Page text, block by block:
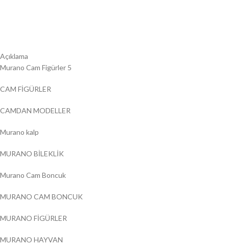
Açıklama
Murano Cam Figürler 5
CAM FİGÜRLER
CAMDAN MODELLER
Murano kalp
MURANO BİLEKLİK
Murano Cam Boncuk
MURANO CAM BONCUK
MURANO FİGÜRLER
MURANO HAYVAN